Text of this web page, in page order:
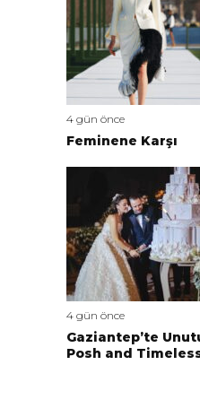
4 gün önce
Feminene Karşı
4 gün önce
Gaziantep’te
Posh and